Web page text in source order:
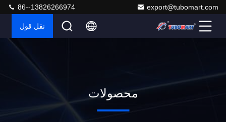
export@tubomart.com
86--13826266974
نقل قول
محصولات